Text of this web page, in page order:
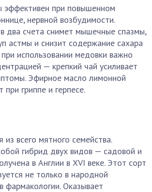
эффективен при повышенном
нервной возбудимости.
два счета снимет мышечные спазмы,
астмы и снизит содержание сахара
использовании медовки важно
— крепкий чай усиливает
Эфирное масло лимонной
гриппе и герпесе.
из всего мятного семейства.
гибрид двух видов — садовой и
в Англии в XVI веке. Этот сорт
не только в народной
фармакологии. Оказывает